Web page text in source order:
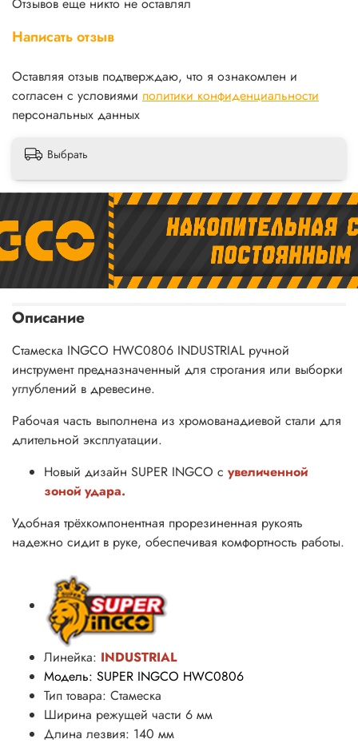
Написать отзыв
Оставляя отзыв подтверждаю, что я ознакомлен и
согласен с условиями политики конфиденциальности
персональных данных
Выбрать
Описание
Стамеска INGCO HWC0806 INDUSTRIAL ручной
инструмент предназначенный для строгания или выборки
углублений в древесине.
Рабочая часть выполнена из хромованадиевой стали для
длительной эксплуатации.
Новый дизайн SUPER INGCO с увеличенной
зоной удара.
Удобная трёхкомпонентная прорезиненная рукоять
надежно сидит в руке, обеспечивая комфортность работы.
Линейка: INDUSTRIAL
Модель: SUPER INGCO HWC0806
Тип товара: Стамеска
Ширина режущей части 6 мм
Длина лезвия: 140 мм